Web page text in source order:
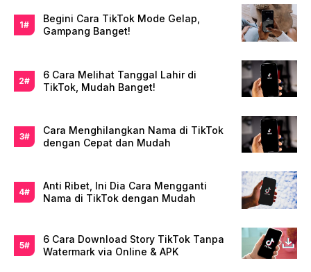
Begini Cara TikTok Mode Gelap,
Gampang Banget!
6 Cara Melihat Tanggal Lahir di
TikTok, Mudah Banget!
Cara Menghilangkan Nama di TikTok
dengan Cepat dan Mudah
Anti Ribet, Ini Dia Cara Mengganti
Nama di TikTok dengan Mudah
6 Cara Download Story TikTok Tanpa
Watermark via Online & APK